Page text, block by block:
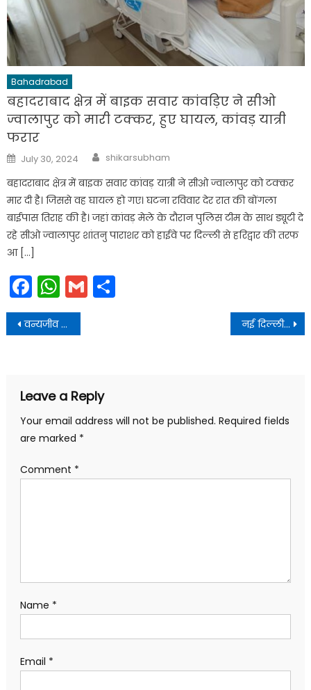
Bahadrabad
बहादराबाद क्षेत्र में बाइक सवार कांवड़िए ने सीओ
ज्वालापुर को मारी टक्कर, हुए घायल, कांवड़ यात्री
फरार
Posted
on
July 30, 2024 Author
shikarsubham
बहादराबाद क्षेत्र में बाइक सवार कांवड़ यात्री ने सीओ ज्वालापुर को टक्कर
मार दी है। जिससे वह घायल हो गए। घटना रविवार देर रात की बोंगला
बाईपास तिराह की है। जहां कांवड़ मेले के दौरान पुलिस टीम के साथ ड्यूटी दे
रहे सीओ ज्वालापुर शांतनु पाराशर को हाईवे पर दिल्ली से हरिद्वार की तरफ
आ […]
Facebook
WhatsApp
Gmail
Post
navigation
वन्यजीव तस्करों के ख़िलाफ़ एसटीएफ ने की बड़ी कारवाही, 14 किलो हाथी दांत के साथ तीन अन्तर्राजिय वन्यजीव तस्कर गिरफ्तार नई दिल्ली में केंद्रीय गृह एवं सहकारिता मंत्री अमित शाह से शिष्टाचार भेंट करते कृषि मंत्री गणेश जोशी।
Leave a Reply
Your email address will not be published. Required fields
are marked *
Comment *
Name *
Email *